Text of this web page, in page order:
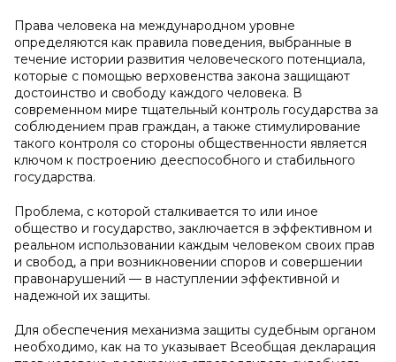
Права человека на международном уровне
определяются как правила поведения, выбранные в
течение истории развития человеческого потенциала,
которые с помощью верховенства закона защищают
достоинство и свободу каждого человека. В
современном мире тщательный контроль государства за
соблюдением прав граждан, а также стимулирование
такого контроля со стороны общественности является
ключом к построению дееспособного и стабильного
государства.
Проблема, с которой сталкивается то или иное
общество и государство, заключается в эффективном и
реальном использовании каждым человеком своих прав
и свобод, а при возникновении споров и совершении
правонарушений — в наступлении эффективной и
надежной их защиты.
Для обеспечения механизма защиты судебным органом
необходимо, как на то указывает Всеобщая декларация